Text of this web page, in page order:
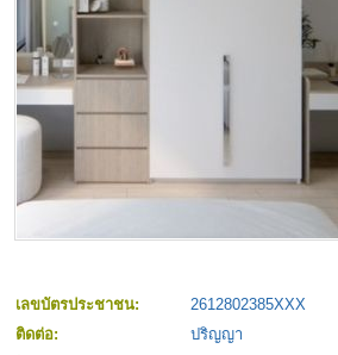
เลขบัตรประชาชน: 2612802385XXX
ติดต่อ:
ปริญญา